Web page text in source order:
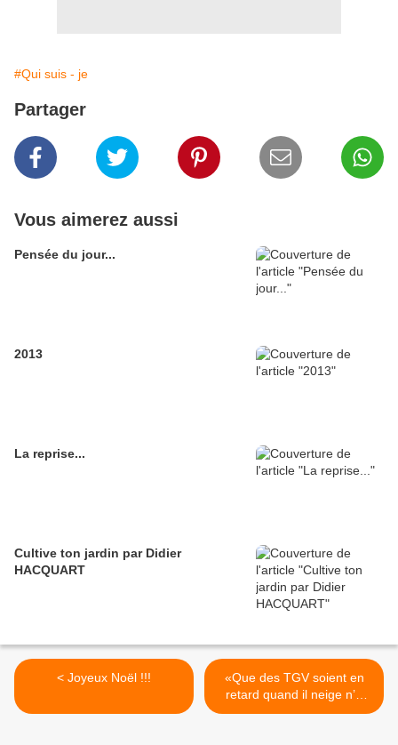
#Qui suis - je
Partager
Vous aimerez aussi
Pensée du jour...
2013
La reprise...
Cultive ton jardin par Didier
HACQUART
< Joyeux Noël !!!
«Que des TGV soient en
retard quand il neige n’a
rien d’anormal» >